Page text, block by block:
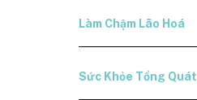
Làm Chậm Lão Hoá
Sức Khỏe Tổng Quát